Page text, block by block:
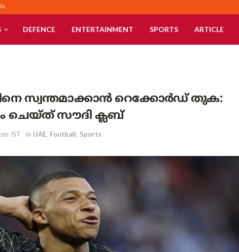
DEFENCE ENTERTAINMENT SPORTS ARTICLE
സ്വന്തമാക്കാൻ റെക്കോർഡ് തുക:
ചെയ്ത് സൗദി ക്ലബ്
IST in UAE, Football, Sports